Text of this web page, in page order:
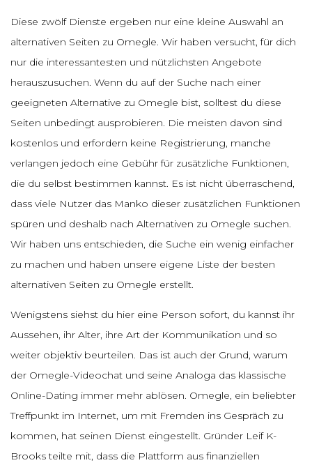
Diese zwölf Dienste ergeben nur eine kleine Auswahl an
alternativen Seiten zu Omegle. Wir haben versucht, für dich
nur die interessantesten und nützlichsten Angebote
herauszusuchen. Wenn du auf der Suche nach einer
geeigneten Alternative zu Omegle bist, solltest du diese
Seiten unbedingt ausprobieren. Die meisten davon sind
kostenlos und erfordern keine Registrierung, manche
verlangen jedoch eine Gebühr für zusätzliche Funktionen,
die du selbst bestimmen kannst. Es ist nicht überraschend,
dass viele Nutzer das Manko dieser zusätzlichen Funktionen
spüren und deshalb nach Alternativen zu Omegle suchen.
Wir haben uns entschieden, die Suche ein wenig einfacher
zu machen und haben unsere eigene Liste der besten
alternativen Seiten zu Omegle erstellt.
Wenigstens siehst du hier eine Person sofort, du kannst ihr
Aussehen, ihr Alter, ihre Art der Kommunikation und so
weiter objektiv beurteilen. Das ist auch der Grund, warum
der Omegle-Videochat und seine Analoga das klassische
Online-Dating immer mehr ablösen. Omegle, ein beliebter
Treffpunkt im Internet, um mit Fremden ins Gespräch zu
kommen, hat seinen Dienst eingestellt. Gründer Leif K-
Brooks teilte mit, dass die Plattform aus finanziellen